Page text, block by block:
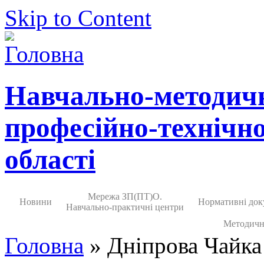
Skip to Content
Навчально-
професійно-
області
Новини
Мережа ЗП(ПТ)О.
Навчально-практичні центри
Нормативні
Головна » Дніпрова